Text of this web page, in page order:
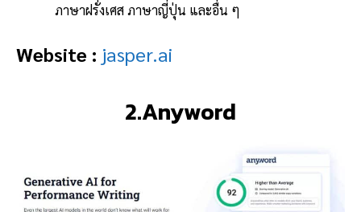
ภาษาฝรั่งเศส ภาษาญี่ปุ่น และอื่น ๆ
Website : jasper.ai
2.Anyword